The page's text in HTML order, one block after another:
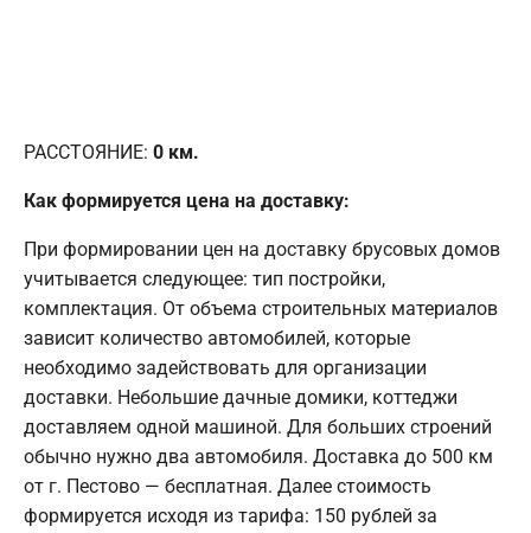
РАССТОЯНИЕ: 0 км.
Как формируется цена на доставку:
При формировании цен на доставку брусовых домов
учитывается следующее: тип постройки,
комплектация. От объема строительных материалов
зависит количество автомобилей, которые
необходимо задействовать для организации
доставки. Небольшие дачные домики, коттеджи
доставляем одной машиной. Для больших строений
обычно нужно два автомобиля. Доставка до 500 км
от г. Пестово — бесплатная. Далее стоимость
формируется исходя из тарифа: 150 рублей за